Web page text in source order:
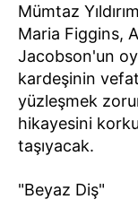
Mümtaz
Maria Figgins,
Jacobson'un
kardeşinin
yüzleşmek
hikayesini
taşıyacak.
"Beyaz Diş"